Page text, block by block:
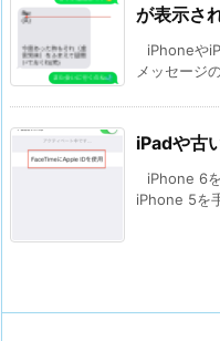
が表示さ
iPhoneや
メッセージ
iPadや古
iPhone 6
iPhone 5を